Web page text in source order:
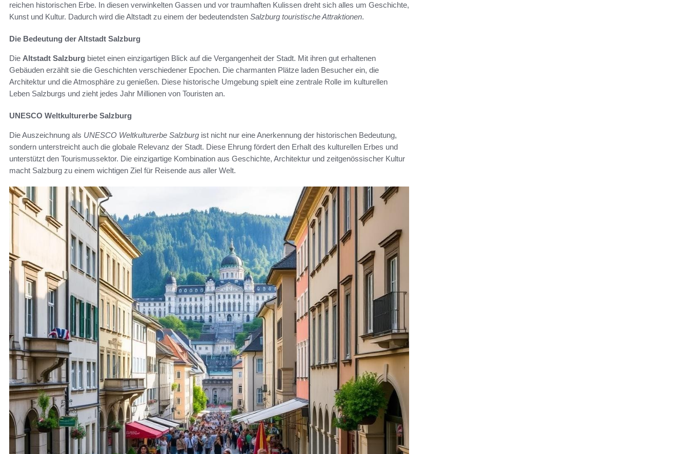
reichen historischen Erbe. In diesen verwinkelten Gassen und vor traumhaften Kulissen dreht sich alles um Geschichte,
Kunst und Kultur. Dadurch wird die Altstadt zu einem der bedeutendsten Salzburg touristische Attraktionen.
Die Bedeutung der Altstadt Salzburg
Die Altstadt Salzburg bietet einen einzigartigen Blick auf die Vergangenheit der Stadt. Mit ihren gut erhaltenen
Gebäuden erzählt sie die Geschichten verschiedener Epochen. Die charmanten Plätze laden Besucher ein, die
Architektur und die Atmosphäre zu genießen. Diese historische Umgebung spielt eine zentrale Rolle im kulturellen
Leben Salzburgs und zieht jedes Jahr Millionen von Touristen an.
UNESCO Weltkulturerbe Salzburg
Die Auszeichnung als UNESCO Weltkulturerbe Salzburg ist nicht nur eine Anerkennung der historischen Bedeutung,
sondern unterstreicht auch die globale Relevanz der Stadt. Diese Ehrung fördert den Erhalt des kulturellen Erbes und
unterstützt den Tourismussektor. Die einzigartige Kombination aus Geschichte, Architektur und zeitgenössischer Kultur
macht Salzburg zu einem wichtigen Ziel für Reisende aus aller Welt.